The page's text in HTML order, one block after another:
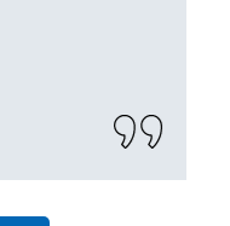
de la
problème"